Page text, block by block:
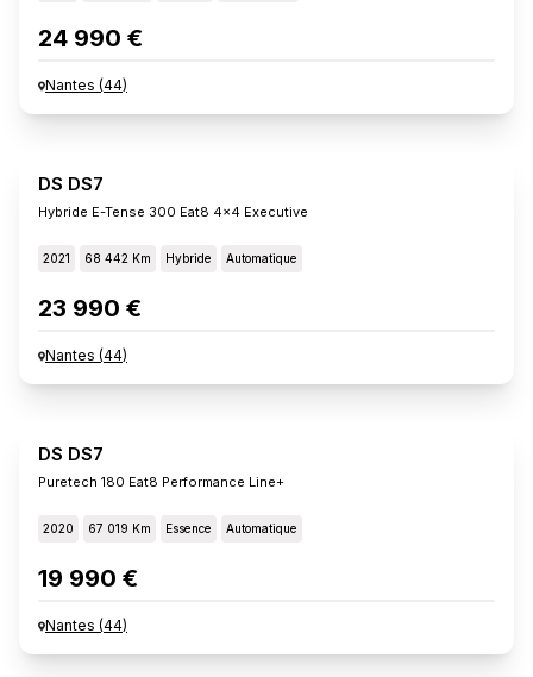
24 990 €
Nantes (44)
DS DS7
Hybride E-Tense 300 Eat8 4x4 Executive
2021 68 442 Km Hybride Automatique
23 990 €
Nantes (44)
DS DS7
Puretech 180 Eat8 Performance Line+
2020 67 019 Km Essence Automatique
19 990 €
Nantes (44)